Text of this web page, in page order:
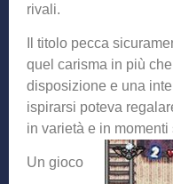
rivali.
Il titolo pecca
quel carisma in più
disposizione e una
ispirarsi poteva
in varietà e in momenti
Un gioco